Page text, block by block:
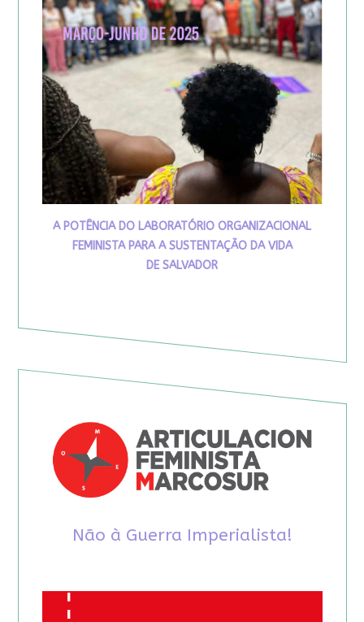
A POTÊNCIA DO LABORATÓRIO ORGANIZACIONAL
FEMINISTA PARA A SUSTENTAÇÃO DA VIDA
DE SALVADOR
Não à Guerra Imperialista!